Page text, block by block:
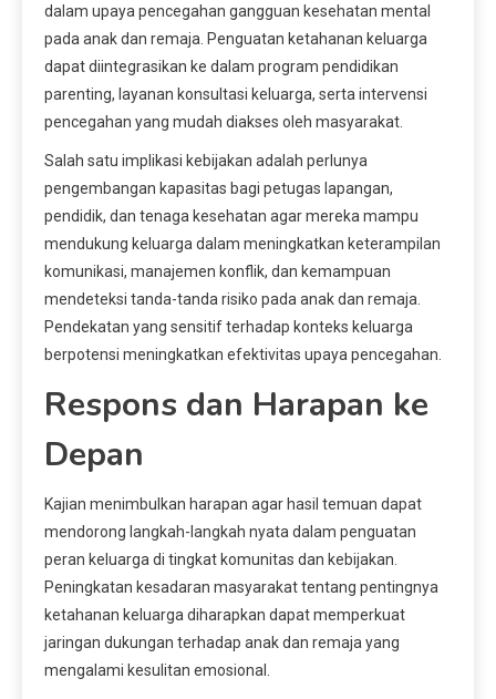
dalam upaya pencegahan gangguan kesehatan mental
pada anak dan remaja. Penguatan ketahanan keluarga
dapat diintegrasikan ke dalam program pendidikan
parenting, layanan konsultasi keluarga, serta intervensi
pencegahan yang mudah diakses oleh masyarakat.
Salah satu implikasi kebijakan adalah perlunya
pengembangan kapasitas bagi petugas lapangan,
pendidik, dan tenaga kesehatan agar mereka mampu
mendukung keluarga dalam meningkatkan keterampilan
komunikasi, manajemen konflik, dan kemampuan
mendeteksi tanda-tanda risiko pada anak dan remaja.
Pendekatan yang sensitif terhadap konteks keluarga
berpotensi meningkatkan efektivitas upaya pencegahan.
Respons dan Harapan ke
Depan
Kajian menimbulkan harapan agar hasil temuan dapat
mendorong langkah-langkah nyata dalam penguatan
peran keluarga di tingkat komunitas dan kebijakan.
Peningkatan kesadaran masyarakat tentang pentingnya
ketahanan keluarga diharapkan dapat memperkuat
jaringan dukungan terhadap anak dan remaja yang
mengalami kesulitan emosional.